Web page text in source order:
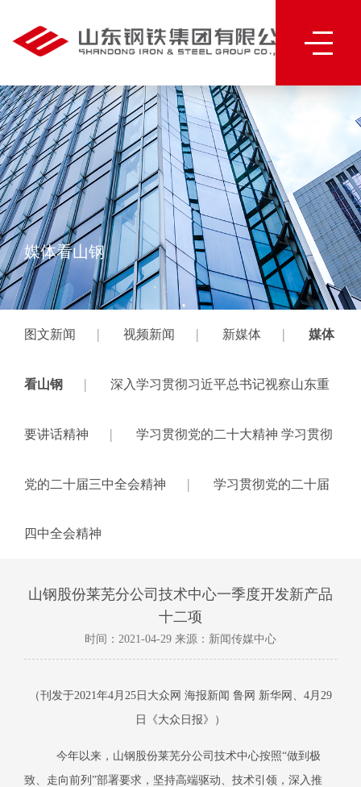
媒体看山钢
图文新闻 | 视频新闻 | 新媒体 | 媒体
看山钢 | 深入学习贯彻习近平总书记视察山东重
要讲话精神 | 学习贯彻党的二十大精神 学习贯彻
党的二十届三中全会精神 | 学习贯彻党的二十届
四中全会精神
山钢股份莱芜分公司技术中心一季度开发新产品
十二项
时间：2021-04-29 来源：新闻传媒中心
（刊发于2021年4月 25 日大众网 海报新闻 鲁网 新华网、 4月 29
日《大众日报》）
今年以来，山钢股份莱芜分公司技术中心按照“做到极
致、走向前列”部署要求，坚持高端驱动、技术引领，深入推